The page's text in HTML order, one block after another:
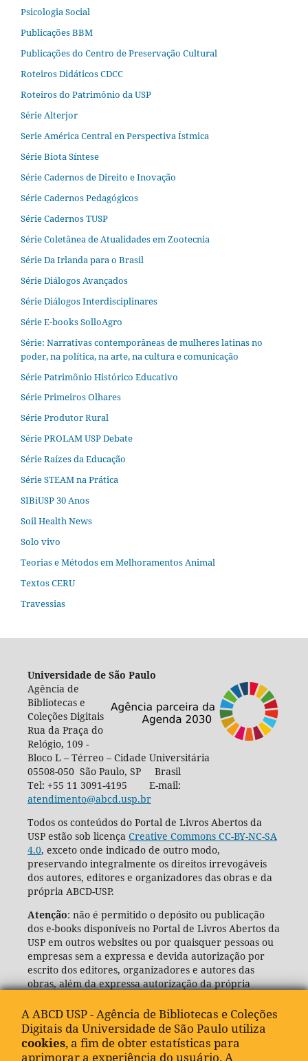
Psicologia Social
Publicações BBM
Publicações do Centro de Preservação Cultural
Roteiros Didáticos CDCC
Roteiros do Patrimônio da USP
Série Alterjor
Serie América Central en Perspectiva Ístmica
Série Biota Síntese
Série Cadernos de Direito e Inovação
Série Cadernos Pedagógicos
Série Cadernos TUSP
Série Coletânea de Atualidades em Zootecnia
Série Da Irlanda para o Brasil
Série Diálogos Avançados
Série Diálogos Interdisciplinares
Série E-books SolloAgro
Série: Narrativas contemporâneas de mulheres latinas no
poder, na política, na arte, na cultura e comunicação
Série Patrimônio Histórico Educativo
Série Primeiros Olhares
Série Produtor Rural
Série PROLAM USP Debate
Série Raízes da Educação
Série STEAM na Prática
SIBiUSP 30 Anos
Soil Health News
Solo vivo
Teorias e Métodos em Melhoramentos Animal
Textos CERU
Travessias
Universidade de São Paulo
Agência de
Bibliotecas e
Coleções Digitais
Rua da Praça do
Relógio, 109 -
Bloco L – Térreo – Cidade Universitária
05508-050 São Paulo, SP Brasil
Tel: +55 11 3091-4195 E-mail:
atendimento@abcd.usp.br
Todos os conteúdos do Portal de Livros Abertos da
USP estão sob licença Creative Commons CC-BY-NC-SA
4.0, exceto onde indicado de outro modo,
preservando integralmente os direitos irrevogáveis
dos autores, editores e organizadores das obras e da
própria ABCD-USP.
Atenção: não é permitido o depósito ou publicação
dos e-books disponíveis no Portal de Livros Abertos da
USP em outros websites ou por quaisquer pessoas ou
empresas sem a expressa e devida autorização por
escrito dos editores, organizadores e autores das
obras, além da expressa autorização da própria
(ABCD-USP).
A ABCD USP - Agência de Bibliotecas e Coleções
Digitais da Universidade de São Paulo utiliza
cookies, a fim de obter estatísticas para
aprimorar a experiência do usuário. A